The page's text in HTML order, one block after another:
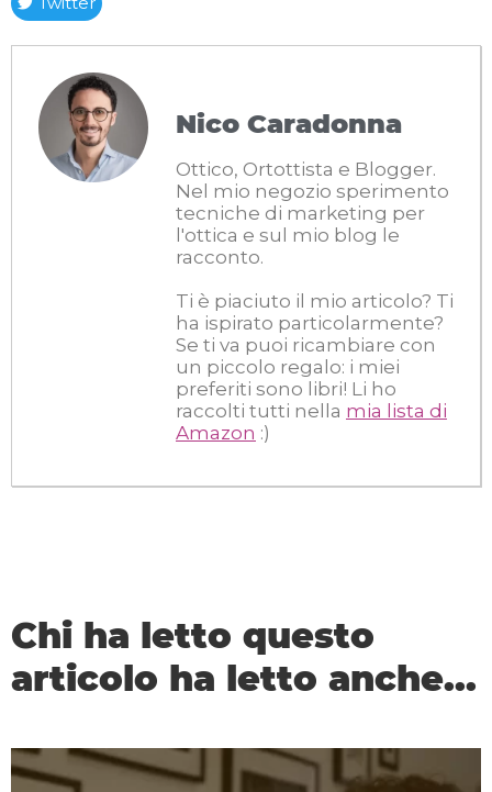
Nico Caradonna
Ottico, Ortottista e Blogger.
Nel mio negozio sperimento
tecniche di marketing per
l'ottica e sul mio blog le
racconto.
Ti è piaciuto il mio articolo? Ti
ha ispirato particolarmente?
Se ti va puoi ricambiare con
un piccolo regalo: i miei
preferiti sono libri! Li ho
raccolti tutti nella mia lista di
Amazon :)
Chi ha letto questo
articolo ha letto anche...